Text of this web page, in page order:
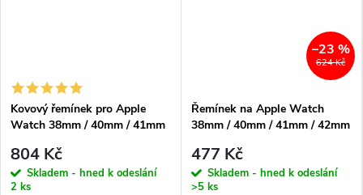
Kovový řemínek pro Apple
Watch 38mm / 40mm / 41mm
Rose
804 Kč
Skladem - hned k odeslání
2 ks
624 Kč
–23 %
Řemínek na Apple Watch
38mm / 40mm / 41mm / 42mm
477 Kč
Skladem - hned k odeslání
>5 ks